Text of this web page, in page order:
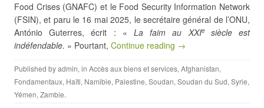
Food Crises (GNAFC) et le Food Security Information Network
(FSIN), et paru le 16 mai 2025, le secrétaire général de l’ONU,
António Guterres, écrit : « La faim au XXIesiècle est
indéfendable. » Pourtant, Continue reading →
Published byadmin, in Accès aux biens et services, Afghanistan,
Fondamentaux, Haïti, Namibie, Palestine, Soudan, Soudan du Sud, Syrie,
Yémen, Zambie.